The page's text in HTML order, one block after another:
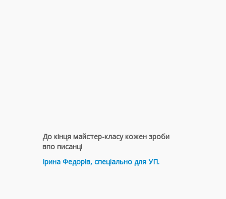
До кінця майстер-класу кожен зроби
впо писанці
Ірина Федорів, спеціально для УП.